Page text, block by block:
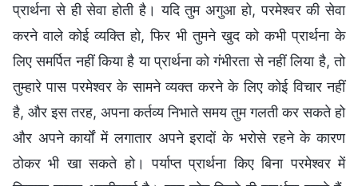
प्रार्थना से ही सेवा होती है। यदि तुम अगुआ हो, परमेश्वर की सेवा
करने वाले कोई व्यक्ति हो, फिर भी तुमने खुद को कभी प्रार्थना के
लिए समर्पित नहीं किया है या प्रार्थना को गंभीरता से नहीं लिया है, तो
तुम्हारे पास परमेश्वर के सामने व्यक्त करने के लिए कोई विचार नहीं
है, और इस तरह, अपना कर्तव्य निभाते समय तुम गलती कर सकते हो
और अपने कार्यों में लगातार अपने इरादों के भरोसे रहने के कारण
ठोकर भी खा सकते हो। पर्याप्त प्रार्थना किए बिना परमेश्वर में